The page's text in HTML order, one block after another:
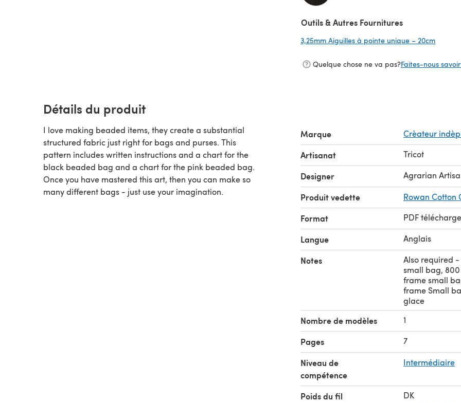
Outils & Autres Fournitures
3,25mm Aiguilles à pointe unique – 20cm
Quelque chose ne va pas?Faites-nous
Détails du produit
I love making beaded items, they create a substantial
structured fabric just right for bags and purses. This
pattern includes written instructions and a chart for the
black beaded bag and a chart for the pink beaded bag.
Once you have mastered this art, then you can make so
many different bags - just use your imagination.
Marque Crèateur
Artisanat Tricot
Designer Agrarian
Produit vedette Rowan Cotton
Format PDF
Langue Anglais
Notes
Also required
small bag,
frame small
frame Small
glace
Nombre de modèles 1
Pages 7
Niveau de
compétence
Intermédiaire
Poids du fil
DK